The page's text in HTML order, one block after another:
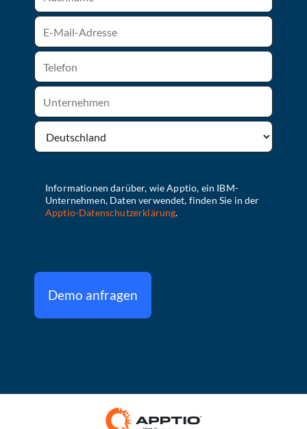
Demo anfragen